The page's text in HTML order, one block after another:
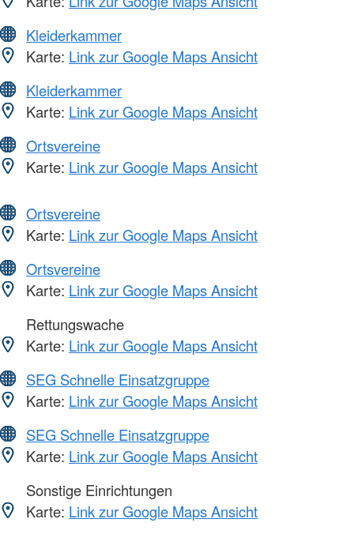
Kleiderkammer
Karte: Link zur Google Maps Ansicht
Kleiderkammer
Karte: Link zur Google Maps Ansicht
Ortsvereine
Karte: Link zur Google Maps Ansicht
Ortsvereine
Karte: Link zur Google Maps Ansicht
Ortsvereine
Karte: Link zur Google Maps Ansicht
Rettungswache
Karte: Link zur Google Maps Ansicht
SEG Schnelle Einsatzgruppe
Karte: Link zur Google Maps Ansicht
SEG Schnelle Einsatzgruppe
Karte: Link zur Google Maps Ansicht
Sonstige Einrichtungen
Karte: Link zur Google Maps Ansicht